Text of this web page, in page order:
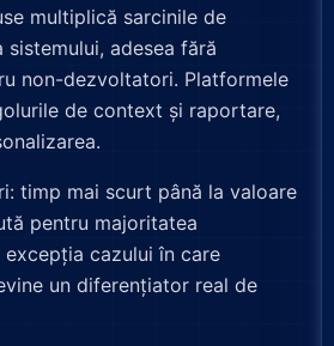
multiplică sarcinile de
adesea fără
non-dezvoltatori. Platformele
de context și raportare,
timp mai scurt până la valoare
pentru majoritatea
cazului în care
un diferențiator real de